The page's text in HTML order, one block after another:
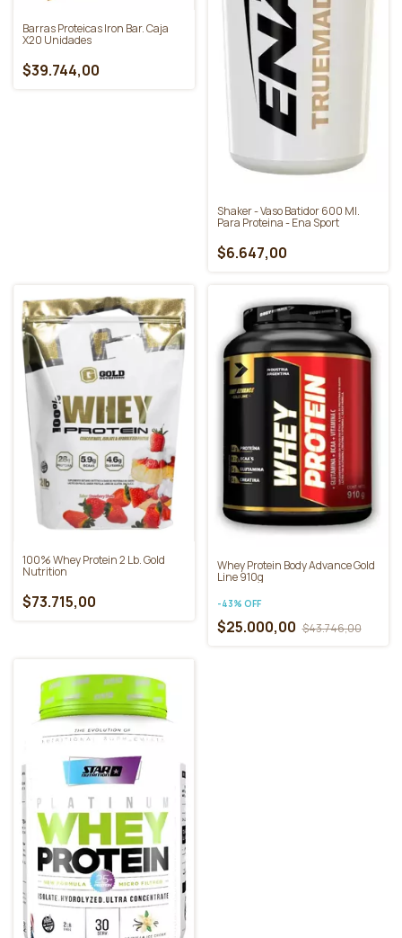
Barras Proteicas Iron Bar. Caja
X20 Unidades
$39.744,00
Shaker - Vaso Batidor 600 Ml.
Para Proteina - Ena Sport
$6.647,00
100% Whey Protein 2 Lb. Gold
Nutrition
$73.715,00
Whey Protein Body Advance Gold
Line 910g
-43% OFF
$25.000,00 $43.746,00